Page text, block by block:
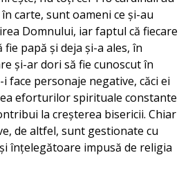
carte, sunt oameni ce și-au
Domnului, iar faptul că fiecare
papă și deja și-a ales, în
și-ar dori să fie cunoscut în
face personaje negative, căci ei
eforturilor spirituale constante
la creșterea bisericii. Chiar
de altfel, sunt gestionate cu
înțelegătoare impusă de religia